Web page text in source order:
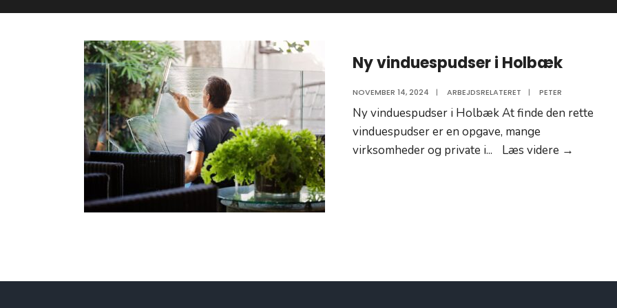
Ny vinduespudser i Holbæk​
NOVEMBER 14, 2024 | ARBEJDSRELATERET | PETER
Ny vinduespudser i Holbæk At finde den rette
vinduespudser er en opgave, mange
virksomheder og private i... Læs videre →